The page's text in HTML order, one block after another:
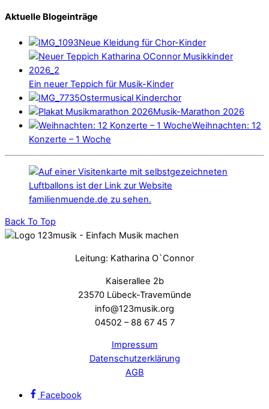
Aktuelle Blogeinträge
Neue Kleidung für Chor-Kinder
Ein neuer Teppich für Musik-Kinder
Ostermusical Kinderchor
Musik-Marathon 2026
Weihnachten: 12
Konzerte – 1 Woche
Back To Top
Leitung: Katharina O`Connor
Kaiserallee 2b
23570 Lübeck-Travemünde
info@123musik.org
04502 – 88 67 45 7
Impressum
Datenschutzerklärung
AGB
Facebook